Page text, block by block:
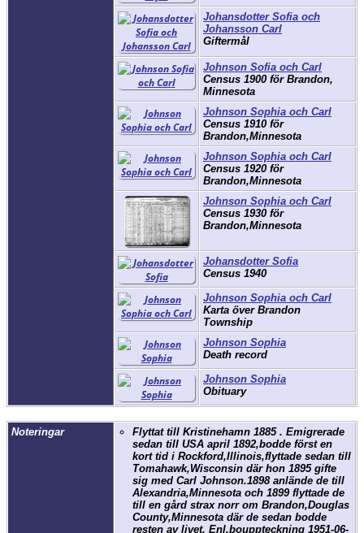
Johansdotter Sofia och
Johansson Carl
Giftermål
Johnson Sofia och Carl
Census 1900 för Brandon,
Minnesota
Johnson Sophia och Carl
Census 1910 för
Brandon,Minnesota
Johnson Sophia och Carl
Census 1920 för
Brandon,Minnesota
Johnson Sophia och Carl
Census 1930 för
Brandon,Minnesota
Johansdotter Sofia
Census 1940
Johnson Sophia och Carl
Karta över Brandon
Township
Johnson Sophia
Death record
Johnson Sophia
Obituary
Noteringar
Flyttat till Kristinehamn 1885 . Emigrerade
sedan till USA april 1892,bodde först en
kort tid i Rockford,Illinois,flyttade sedan till
Tomahawk,Wisconsin där hon 1895 gifte
sig med Carl Johnson.1898 anlände de till
Alexandria,Minnesota och 1899 flyttade de
till en gård strax norr om Brandon,Douglas
County,Minnesota där de sedan bodde
resten av livet. Enl.bouppteckning 1951-06-